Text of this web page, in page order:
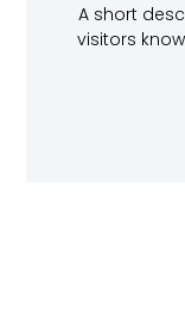
A short
visitors